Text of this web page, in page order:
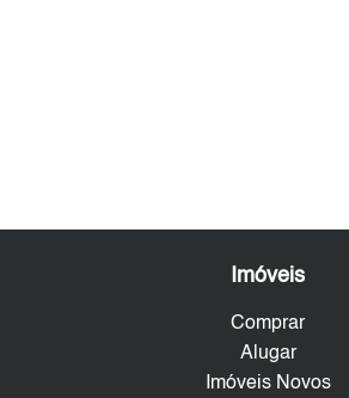
Imóveis
Comprar
Alugar
Imóveis Novos